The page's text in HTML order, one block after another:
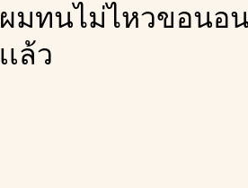
ผมทนไม่ไหวขอนอ
เเล้ว